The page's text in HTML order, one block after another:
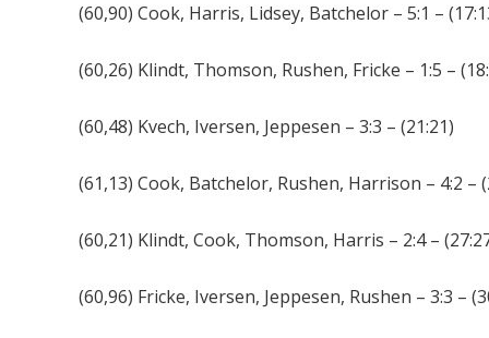
(60,90) Cook, Harris, Lidsey, Batchelor – 5:1 –
(60,26) Klindt, Thomson, Rushen, Fricke – 1:5 –
(60,48) Kvech, Iversen, Jeppesen – 3:3 – (21:21)
(61,13) Cook, Batchelor, Rushen, Harrison – 4:2 –
(60,21) Klindt, Cook, Thomson, Harris – 2:4 –
(60,96) Fricke, Iversen, Jeppesen, Rushen – 3:3 –